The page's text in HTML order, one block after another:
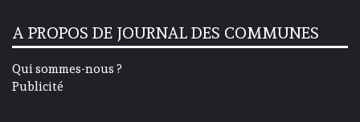
A PROPOS DE JOURNAL DES COMMUNES
Qui sommes-nous ?
Publicité